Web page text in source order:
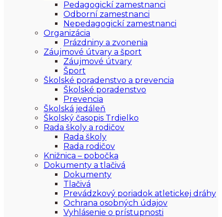
Pedagogickí zamestnanci
Odborní zamestnanci
Nepedagogickí zamestnanci
Organizácia
Prázdniny a zvonenia
Záujmové útvary a šport
Záujmové útvary
Šport
Školské poradenstvo a prevencia
Školské poradenstvo
Prevencia
Školská jedáleň
Školský časopis Trdielko
Rada školy a rodičov
Rada školy
Rada rodičov
Knižnica – pobočka
Dokumenty a tlačivá
Dokumenty
Tlačivá
Prevádzkový poriadok atletickej dráhy
Ochrana osobných údajov
Vyhlásenie o prístupnosti